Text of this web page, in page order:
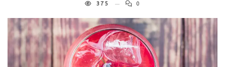
375 0